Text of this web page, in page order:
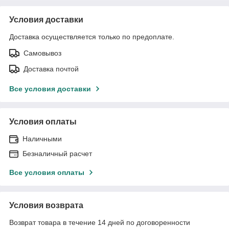
Условия доставки
Доставка осуществляется только по предоплате.
Самовывоз
Доставка почтой
Все условия доставки
Условия оплаты
Наличными
Безналичный расчет
Все условия оплаты
Условия возврата
Возврат товара в течение 14 дней по договоренности